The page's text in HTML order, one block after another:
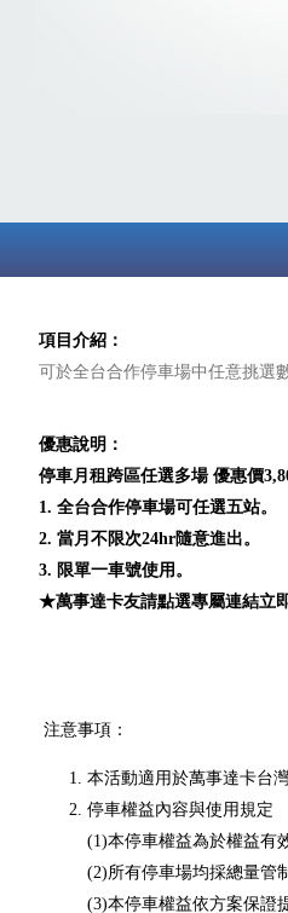
項目介紹：
可於全台合作停車場中任意挑選
優惠說明：
停車月租跨區任選多場 優惠價
1. 全台合作停車場可任選五站。
2. 當月不限次24hr隨意進出。
3. 限單一車號使用。
★萬事達卡友請點選專屬連結立
注意事項：
本活動適用於萬事達卡台
停車權益內容與使用規定
(1)本停車權益為於權益有
(2)所有停車場均採總量管
(3)本停車權益依方案保證